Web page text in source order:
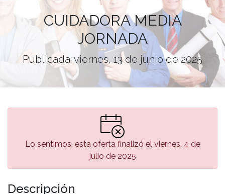
CUIDADORA MEDIA
JORNADA
Publicada: viernes, 13 de junio de 2025
Lo sentimos, esta oferta finalizó el viernes, 4 de
julio de 2025
Descripción